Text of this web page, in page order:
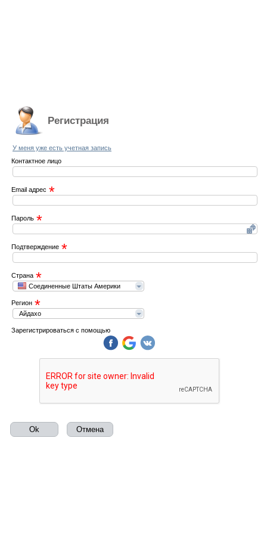
Регистрация
У меня уже есть учетная запись
Контактное лицо
Email адрес *
Пароль *
Подтверждение *
Страна *
Соединенные Штаты Америки
Регион *
Айдахо
Зарегистрироваться с помощью